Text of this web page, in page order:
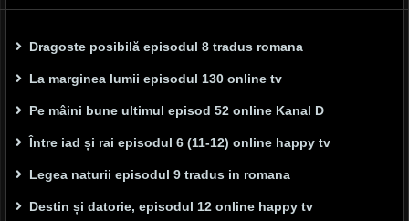
Dragoste posibilă episodul 8 tradus romana
La marginea lumii episodul 130 online tv
Pe mâini bune ultimul episod 52 online Kanal D
Între iad și rai episodul 6 (11-12) online happy tv
Legea naturii episodul 9 tradus in romana
Destin și datorie, episodul 12 online happy tv